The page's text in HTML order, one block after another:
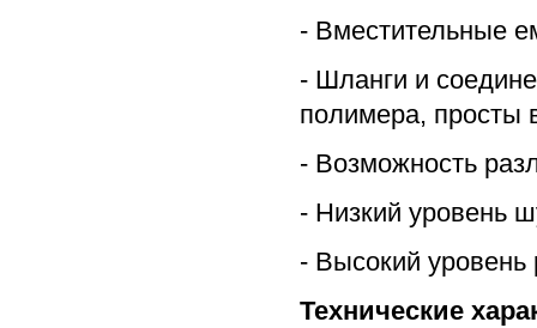
- Вместительные
- Шланги и
полимера, просты
- Возможность
- Низкий уровень
- Высокий уровень
Технические